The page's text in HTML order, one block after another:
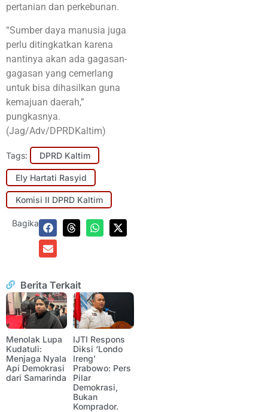
pertanian dan perkebunan.
“Sumber daya manusia juga
perlu ditingkatkan karena
nantinya akan ada gagasan-
gagasan yang cemerlang
untuk bisa dihasilkan guna
kemajuan daerah,”
pungkasnya.
(Jag/Adv/DPRDKaltim)
Tags: DPRD Kaltim
Ely Hartati Rasyid
Komisi II DPRD Kaltim
Bagikan:
Berita Terkait
Menolak Lupa
Kudatuli:
Menjaga Nyala
Api Demokrasi
dari Samarinda
IJTI Respons
Diksi ‘Londo
Ireng’
Prabowo: Pers
Pilar
Demokrasi,
Bukan
Komprador.